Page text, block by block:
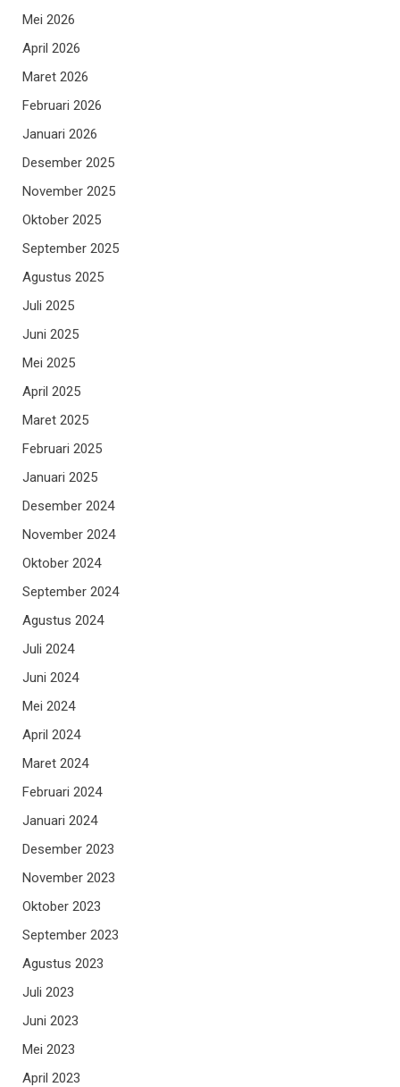
Mei 2026
April 2026
Maret 2026
Februari 2026
Januari 2026
Desember 2025
November 2025
Oktober 2025
September 2025
Agustus 2025
Juli 2025
Juni 2025
Mei 2025
April 2025
Maret 2025
Februari 2025
Januari 2025
Desember 2024
November 2024
Oktober 2024
September 2024
Agustus 2024
Juli 2024
Juni 2024
Mei 2024
April 2024
Maret 2024
Februari 2024
Januari 2024
Desember 2023
November 2023
Oktober 2023
September 2023
Agustus 2023
Juli 2023
Juni 2023
Mei 2023
April 2023